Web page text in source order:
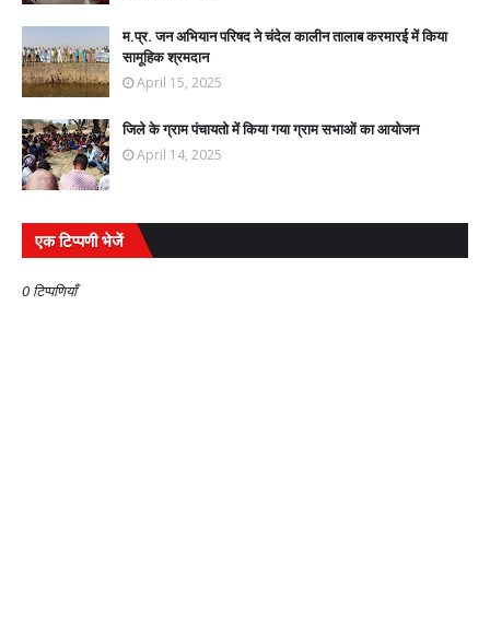
म.प्र. जन अभियान परिषद ने चंदेल कालीन तालाब करमारई में किया
सामूहिक श्रमदान
April 15, 2025
जिले के ग्राम पंचायतो में किया गया ग्राम सभाओं का आयोजन
April 14, 2025
एक टिप्पणी भेजें
0 टिप्पणियाँ